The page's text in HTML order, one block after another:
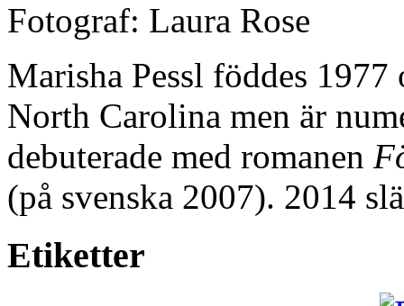
Fotograf: Laura Rose
Marisha Pessl föddes
North Carolina men är
debuterade med romanen
(på svenska 2007). 2014
Etiketter